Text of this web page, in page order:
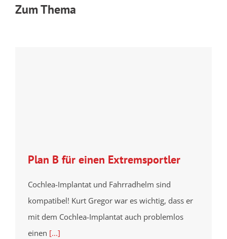
Zum Thema
Plan B für einen Extremsportler
Cochlea-Implantat und Fahrradhelm sind
kompatibel! Kurt Gregor war es wichtig, dass er
mit dem Cochlea-Implantat auch problemlos
einen [...]